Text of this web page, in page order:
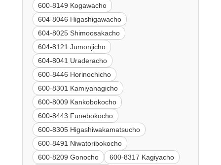
600-8149 Kogawacho
604-8046 Higashigawacho
604-8025 Shimoosakacho
604-8121 Jumonjicho
604-8041 Uraderacho
600-8446 Horinochicho
600-8301 Kamiyanagicho
600-8009 Kankobokocho
600-8443 Funebokocho
600-8305 Higashiwakamatsucho
600-8491 Niwatoribokocho
600-8209 Gonocho
600-8317 Kagiyacho